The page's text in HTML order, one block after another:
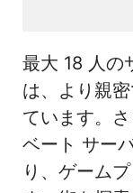
最大 18 人の
は、より親
ています。
ベート サー
り、ゲーム